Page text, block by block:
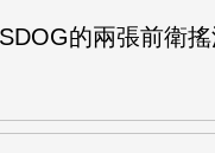
的兩張前衛